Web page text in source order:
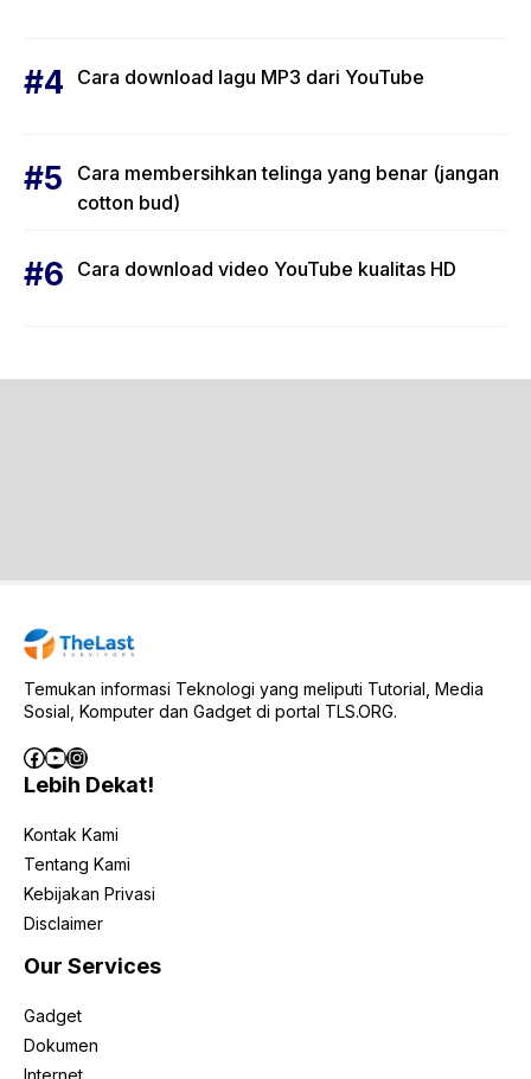
Cara download lagu MP3 dari YouTube
Cara membersihkan telinga yang benar (jangan
cotton bud)
Cara download video YouTube kualitas HD
Temukan informasi Teknologi yang meliputi Tutorial, Media
Sosial, Komputer dan Gadget di portal TLS.ORG.
Facebook
YouTube
Instagram
Lebih Dekat!
Kontak Kami
Tentang Kami
Kebijakan Privasi
Disclaimer
Our Services
Gadget
Dokumen